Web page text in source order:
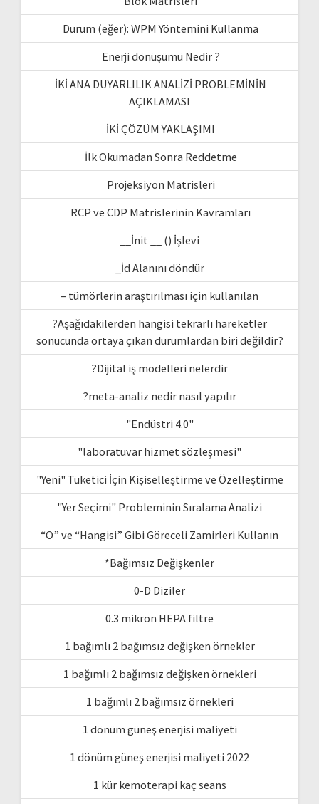
Durum (eğer): WPM Yöntemini Kullanma
Enerji dönüşümü Nedir ?
İKİ ANA DUYARLILIK ANALİZİ PROBLEMİNİN
AÇIKLAMASI
İKİ ÇÖZÜM YAKLAŞIMI
İlk Okumadan Sonra Reddetme
Projeksiyon Matrisleri
RCP ve CDP Matrislerinin Kavramları
__İnit __ () İşlevi
_İd Alanını döndür
– tümörlerin araştırılması için kullanılan
?Aşağıdakilerden hangisi tekrarlı hareketler
sonucunda ortaya çıkan durumlardan biri değildir?
?Dijital iş modelleri nelerdir
?meta-analiz nedir nasıl yapılır
"Endüstri 4.0"
"laboratuvar hizmet sözleşmesi"
"Yeni" Tüketici İçin Kişiselleştirme ve Özelleştirme
"Yer Seçimi" Probleminin Sıralama Analizi
“O” ve “Hangisi” Gibi Göreceli Zamirleri Kullanın
*Bağımsız Değişkenler
0-D Diziler
0.3 mikron HEPA filtre
1 bağımlı 2 bağımsız değişken örnekler
1 bağımlı 2 bağımsız değişken örnekleri
1 bağımlı 2 bağımsız örnekleri
1 dönüm güneş enerjisi maliyeti
1 dönüm güneş enerjisi maliyeti 2022
1 kür kemoterapi kaç seans